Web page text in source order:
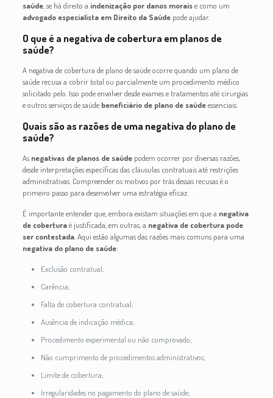
saúde , se há direito a indenização por danos moraise como um
advogado especialista em Direito da Saúde pode ajudar.
O que é a negativa de cobertura em planos de
saúde?
A negativa de cobertura de plano de saúde ocorre quando um plano de
saúde recusa a cobrir total ou parcialmente um procedimento médico
solicitado pelo. Isso pode envolver desde exames e tratamentos até cirurgias
e outros serviços de saúde beneficiário de plano de saúdeessenciais.
Quais são as razões de uma negativa do plano de
saúde?
As negativas de planos de saúde podem ocorrer por diversas razões,
desde interpretações específicas das cláusulas contratuais até restrições
administrativas. Compreender os motivos por trás dessas recusas é o
primeiro passo para desenvolver uma estratégia eficaz.
É importante entender que, embora existam situações em que a negativa
de coberturaé justificada, em outras, a negativa de cobertura pode
ser contestada . Aqui estão algumas das razões mais comuns para uma
negativa do plano de saúde:
Exclusão contratual;
Carência;
Falta de cobertura contratual;
Ausência de indicação médica;
Procedimento experimental ou não comprovado;
Não cumprimento de procedimentos administrativos;
Limite de cobertura;
Irregularidades no pagamento do plano de saúde;